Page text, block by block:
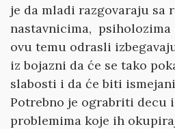
je da mladi razgovaraju sa
nastavnicima, psiholozima
ovu temu odrasli
iz bojazni da će se tako
slabosti i da će biti
Potrebno je ograbriti decu
problemima koje ih